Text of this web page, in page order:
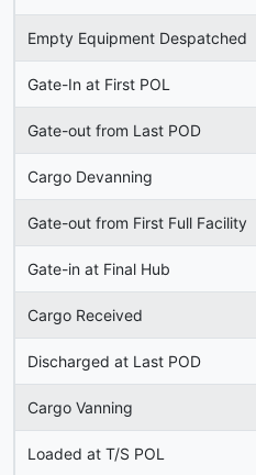
Empty Equipment Despatched
Gate-In at First POL
Gate-out from Last POD
Cargo Devanning
Gate-out from First Full Facility
Gate-in at Final Hub
Cargo Received
Discharged at Last POD
Cargo Vanning
Loaded at T/S POL